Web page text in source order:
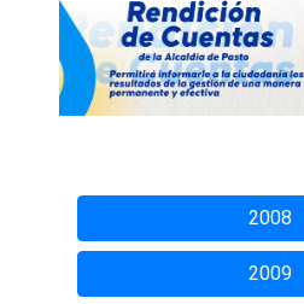
2008
2009